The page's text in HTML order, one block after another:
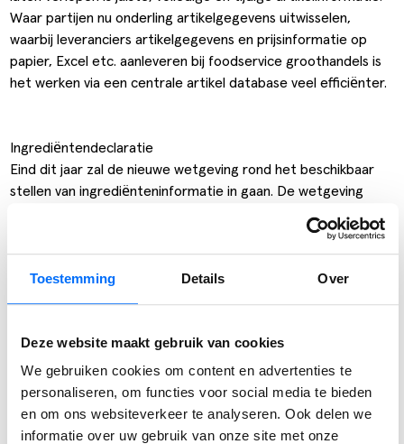
Toestemming Details Over
Deze website maakt gebruik van cookies
We gebruiken cookies om content en advertenties te
personaliseren, om functies voor social media te bieden
en om ons websiteverkeer te analyseren. Ook delen we
informatie over uw gebruik van onze site met onze
Waar partijen nu onderling artikelgegevens uitwisselen,
waarbij leveranciers artikelgegevens en prijsinformatie op
papier, Excel etc. aanleveren bij foodservice groothandels is
het werken via een centrale artikel database veel efficiënter.
Ingrediëntendeclaratie
Eind dit jaar zal de nieuwe wetgeving rond het beschikbaar
stellen van ingrediënteninformatie in gaan. De wetgeving
gegevens en wetgeving rond produktlabels (welke informatie
moet op de labels staan). GS1 Data Source is momenteel
bezig om 250 leveranciers ingrediënteninformatie te laten
de informatie ook beschikbaar zijn voor alle afnemers van
informatie. De kwaliteit van de gegevens wordt
gecontroleerd door GS1.
Ster zal samen met GS1 haar leveranciers benaderen om
zoveel mogelijk van het foodservice assortiment in GS1 Data